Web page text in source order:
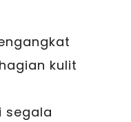
kulit
segala